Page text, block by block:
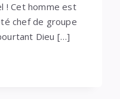
! Cet homme est
chef de groupe
Dieu […]